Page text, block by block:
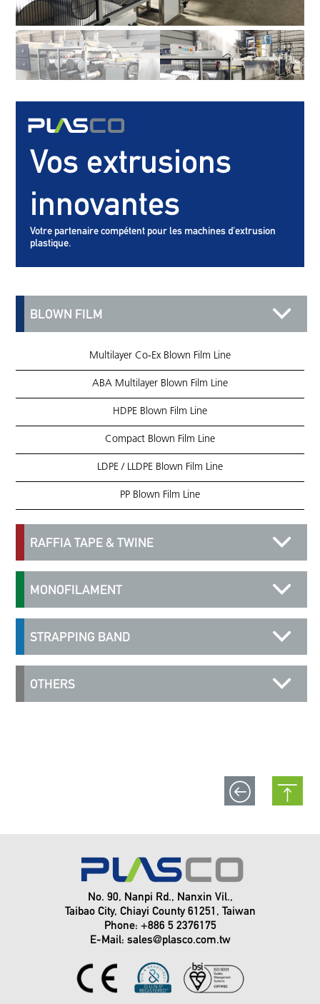
Vos extrusions
innovantes
Votre partenaire compétent pour les machines d'extrusion
plastique.
BLOWN FILM
Multilayer Co-Ex Blown Film Line
ABA Multilayer Blown Film Line
HDPE Blown Film Line
Compact Blown Film Line
LDPE / LLDPE Blown Film Line
PP Blown Film Line
RAFFIA TAPE & TWINE
MONOFILAMENT
STRAPPING BAND
OTHERS
No. 90, Nanpi Rd., Nanxin Vil.,
Taibao City, Chiayi County 61251, Taiwan
Phone: +886 5 2376175
E-Mail: sales@plasco.com.tw